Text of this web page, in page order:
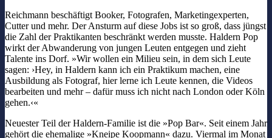
Reichmann beschäftigt Booker, Fotografen, Marketingexperten,
Cutter und mehr. Der Ansturm auf diese Jobs ist so groß, dass jüngst
die Zahl der Praktikanten beschränkt werden musste. Haldern Pop
wirkt der Abwanderung von jungen Leuten entgegen und zieht
Talente ins Dorf. »Wir wollen ein Milieu sein, in dem sich Leute
sagen: ›Hey, in Haldern kann ich ein Praktikum machen, eine
Ausbildung als Fotograf, hier lerne ich Leute kennen, die Videos
bearbeiten und mehr – dafür muss ich nicht nach London oder Köln
gehen.‹«
Neuester Teil der Haldern-Familie ist die »Pop Bar«. Seit einem Jahr
gehört die ehemalige »Kneipe Koopmann« dazu. Viermal im Monat